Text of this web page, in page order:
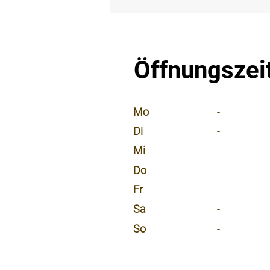
Mo
-
Di
-
Mi
-
Do
-
Fr
-
Sa
-
So
-